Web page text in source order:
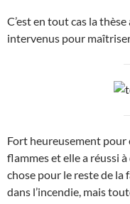
C’est en tout cas la
intervenus pour
Fort heureusement pour
flammes et elle a réussi
chose pour le reste de la
dans l’incendie, mais